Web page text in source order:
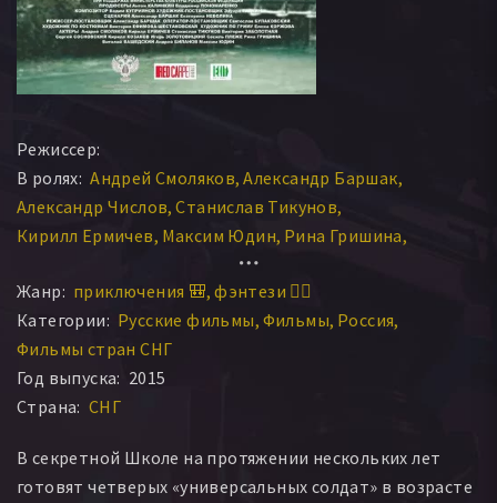
Режиссер:
В ролях: Андрей Смоляков Александр Баршак
Александр Числов Станислав Тикунов
Кирилл Ермичев Максим Юдин Рина Гришина
Виктория Заболотная
Виталий Вашедский Денис Гуторов
Жанр: приключения 🎒 фэнтези 🧝‍♂️
Категории: Русские фильмы Фильмы Россия
Фильмы стран СНГ
Год выпуска: 2015
Страна: СНГ
В секретной Школе на протяжении нескольких лет
готовят четверых «универсальных солдат» в возрасте